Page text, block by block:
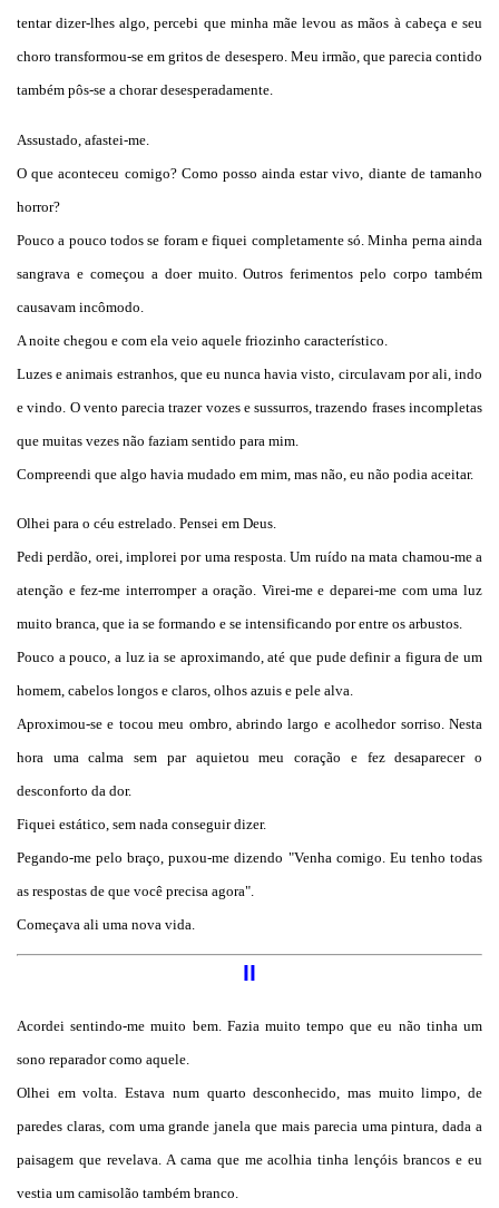
tentar dizer-lhes algo, percebi que minha mãe levou as mãos à cabeça e seu
choro transformou-se em gritos de desespero. Meu irmão, que parecia contido
também pôs-se a chorar desesperadamente.
Assustado, afastei-me.
O que aconteceu comigo? Como posso ainda estar vivo, diante de tamanho
horror?
Pouco a pouco todos se foram e fiquei completamente só. Minha perna ainda
sangrava e começou a doer muito. Outros ferimentos pelo corpo também
causavam incômodo.
A noite chegou e com ela veio aquele friozinho característico.
Luzes e animais estranhos, que eu nunca havia visto, circulavam por ali, indo
e vindo. O vento parecia trazer vozes e sussurros, trazendo frases incompletas
que muitas vezes não faziam sentido para mim.
Compreendi que algo havia mudado em mim, mas não, eu não podia aceitar.
Olhei para o céu estrelado. Pensei em Deus.
Pedi perdão, orei, implorei por uma resposta. Um ruído na mata chamou-me a
atenção e fez-me interromper a oração. Virei-me e deparei-me com uma luz
muito branca, que ia se formando e se intensificando por entre os arbustos.
Pouco a pouco, a luz ia se aproximando, até que pude definir a figura de um
homem, cabelos longos e claros, olhos azuis e pele alva.
Aproximou-se e tocou meu ombro, abrindo largo e acolhedor sorriso. Nesta
hora uma calma sem par aquietou meu coração e fez desaparecer o
desconforto da dor.
Fiquei estático, sem nada conseguir dizer.
Pegando-me pelo braço, puxou-me dizendo "Venha comigo. Eu tenho todas
as respostas de que você precisa agora".
Começava ali uma nova vida.
II
Acordei sentindo-me muito bem. Fazia muito tempo que eu não tinha um
sono reparador como aquele.
Olhei em volta. Estava num quarto desconhecido, mas muito limpo, de
paredes claras, com uma grande janela que mais parecia uma pintura, dada a
paisagem que revelava. A cama que me acolhia tinha lençóis brancos e eu
vestia um camisolão também branco.